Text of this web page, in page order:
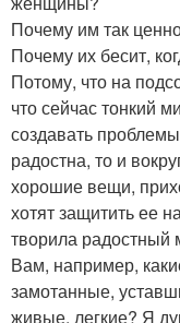
Почему им так
Почему их бесит,
Потому, что на
что сейчас тонкий
создавать
радостна, то и
хорошие вещи,
хотят защитить ее
творила радостный
Вам, например,
замотанные,
живые, легкие? Я